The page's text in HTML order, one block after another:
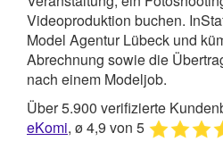
Videoproduktion buchen.
Model Agentur Lübeck und
Abrechnung sowie die
nach einem Modeljob.
Über 5.900 verifizierte
eKomi, ø 4,9 von 5